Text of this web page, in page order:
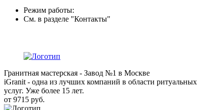
Режим работы:
См. в разделе "Контакты"
Гранитная мастерская - Завод №1 в Москве
iGranit - одна из лучших компаний в области ритуальных
услуг. Уже более 15 лет.
от 9715 руб.